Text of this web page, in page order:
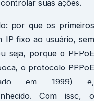
suas ações.
por que os primeiros
IP fixo ao usuário, sem
seja, porque o PPPoE
o protocolo PPPoE
em 1999) e,
Com isso, o